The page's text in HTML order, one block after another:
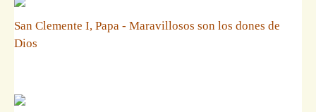
San Clemente I, Papa - Maravillosos son los dones de
Dios